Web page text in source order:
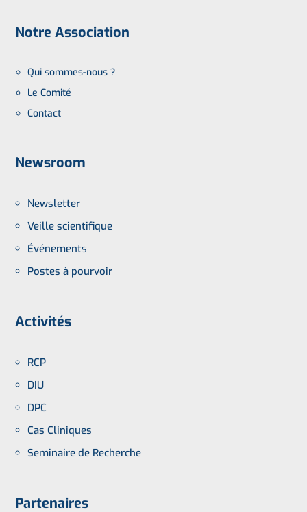
Notre Association
Qui sommes-nous ?
Le Comité
Contact
Newsroom
Newsletter
Veille scientifique
Événements
Postes à pourvoir
Activités
RCP
DIU
DPC
Cas Cliniques
Seminaire de Recherche
Partenaires